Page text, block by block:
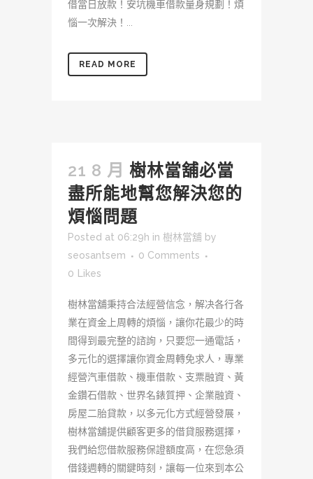
借當日放款！安坑機車借款量身規劃！煩
惱一次解決！...
READ MORE
21 8 月 樹林當舖必當
盡所能地幫您解決您的
煩惱問題
Posted at 06:29h in 樹林當舖 by
seosantsem
0 Comments
0 Likes
樹林當舖秉持合法經營信念，解决各行各
業在資金上周轉的煩惱，讓你花最少的時
間得到最完整的諮詢，只要您一通電話，
多元化的選擇讓你資金周轉免求人，專業
經營汽車借款、機車借款、支票融資、黃
金鑽石借款、世界名錶質押、企業融資、
房屋二胎貸款，以多元化方式經營發展，
樹林當舖提供顧客更多的借貸服務選擇，
我們給您借款服務保證額度高，在您急須
借錢週轉的關鍵時刻，讓每一位來到本公